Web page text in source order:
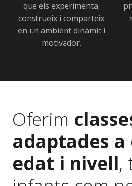
que els experimenta,
construeix i comparteix
en un ambient dinàmic i
motivador.
Oferim
adaptades a
edat i nivell,